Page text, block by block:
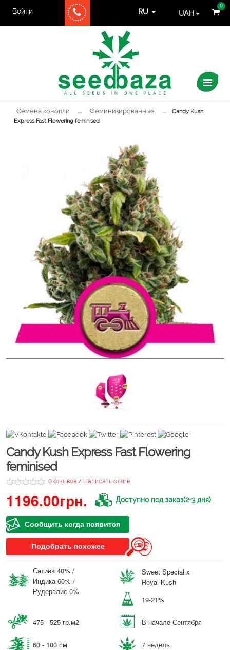
Войти
0
RU UAH
Семена конопли → Феминизированные →
Candy Kush
Express Fast Flowering feminised
Candy Kush Express Fast Flowering
feminised
0 отзывов / Написать отзыв
1196.00грн. Доступно под заказ(2-3 дня)
Сообщить когда появится
Подобрать похожее
Сатива 40% /
Индика 60% /
Рудералис 0%
Sweet Special x
Royal Kush
19-21%
475 - 525 гр.м2 В начале Сентября
60 - 100 см 7 недель